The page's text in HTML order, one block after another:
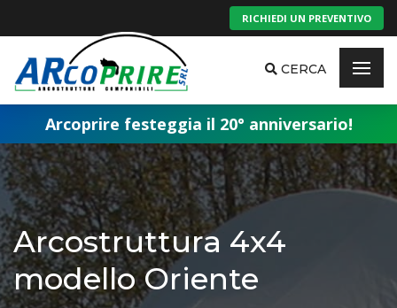
RICHIEDI UN PREVENTIVO
CERCA
Arcoprire festeggia il 20° anniversario!
Arcostruttura 4x4
modello Oriente